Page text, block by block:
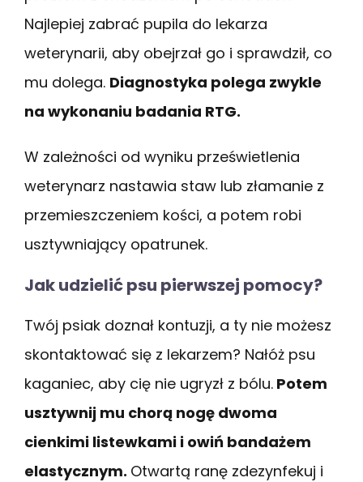
Najlepiej zabrać pupila do lekarza
weterynarii, aby obejrzał go i sprawdził, co
mu dolega. Diagnostyka polega zwykle
na wykonaniu badania RTG.
W zależności od wyniku prześwietlenia
weterynarz nastawia staw lub złamanie z
przemieszczeniem kości, a potem robi
usztywniający opatrunek.
Jak udzielić psu pierwszej pomocy?
Twój psiak doznał kontuzji, a ty nie możesz
skontaktować się z lekarzem? Nałóż psu
kaganiec, aby cię nie ugryzł z bólu. Potem
usztywnij mu chorą nogę dwoma
cienkimi listewkami i owiń bandażem
elastycznym. Otwartą ranę zdezynfekuj i